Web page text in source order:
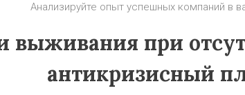
Анализируйте опыт успешных компаний в
выживания при
антикризисный